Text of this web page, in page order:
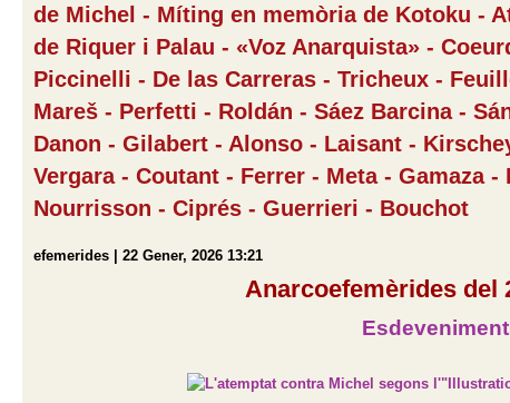
de Michel - Míting en memòria de Kotoku -
de Riquer i Palau - «Voz Anarquista» -
Piccinelli - De las Carreras - Tricheux -
Mareš - Perfetti - Roldán - Sáez Barcina -
Danon - Gilabert - Alonso - Laisant -
Vergara - Coutant - Ferrer - Meta - Gamaza
Nourrisson - Ciprés - Guerrieri - Bouchot
efemerides | 22 Gener, 2026 13:21
Anarcoefemèrides del